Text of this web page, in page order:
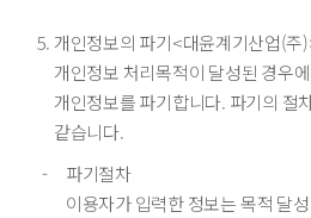
개인정보의 파기<대윤계기산업(주
개인정보 처리목적이 달성된 경우
개인정보를 파기합니다. 파기의 절
같습니다.
파기절차
이용자가 입력한 정보는 목적 달